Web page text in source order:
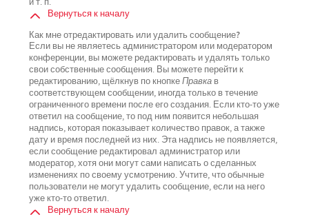
и т. п.
Вернуться к началу
Как мне отредактировать или удалить сообщение?
Если вы не являетесь администратором или модератором
конференции, вы можете редактировать и удалять только
свои собственные сообщения. Вы можете перейти к
редактированию, щёлкнув по кнопкеПравкав
соответствующем сообщении, иногда только в течение
ограниченного времени после его создания. Если кто-то уже
ответил на сообщение, то под ним появится небольшая
надпись, которая показывает количество правок, а также
дату и время последней из них. Эта надпись не появляется,
если сообщение редактировал администратор или
модератор, хотя они могут сами написать о сделанных
изменениях по своему усмотрению. Учтите, что обычные
пользователи не могут удалить сообщение, если на него
уже кто-то ответил.
Вернуться к началу